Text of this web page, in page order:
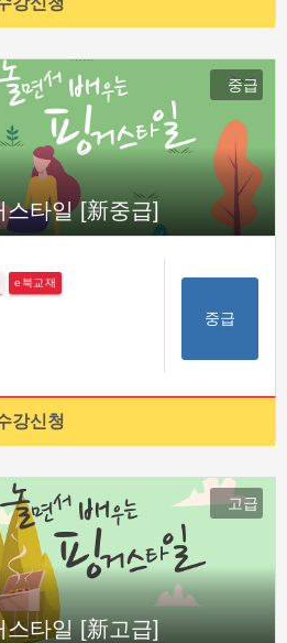
중급
타일 [新중급]
e북교재
중급
강신청
고급
스타일 [新고급]